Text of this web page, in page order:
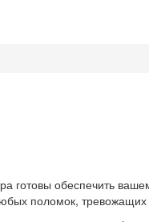
обеспечить
поломок,